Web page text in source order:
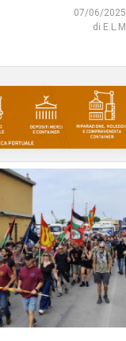
07/06/2025
di E.L.M